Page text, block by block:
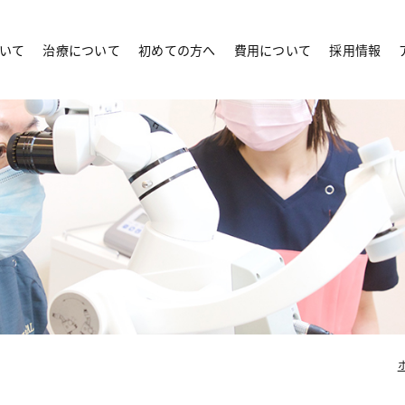
て 治療について 初めての方へ 費用について 採用情報